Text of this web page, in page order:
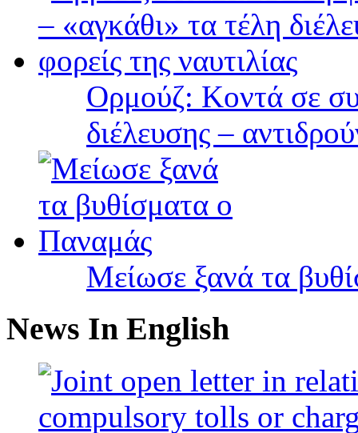
Ορμούζ: Κοντά σε
διέλευσης –
Μείωσε ξανά τα
News In English